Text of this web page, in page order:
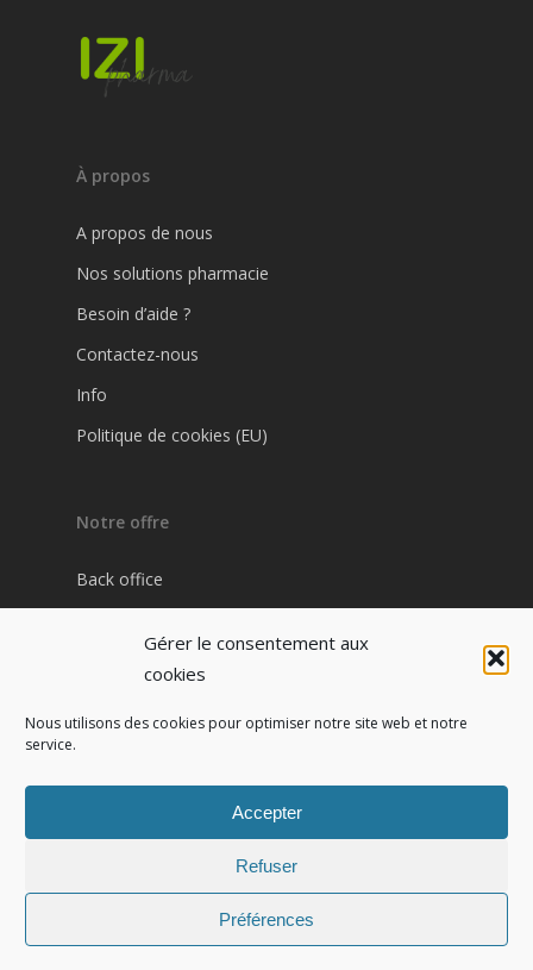
Gérer le consentement aux
cookies
Nous utilisons des cookies pour optimiser notre site web et notre
service.
Accepter
Refuser
Préférences
À propos
A propos de nous
Nos solutions pharmacie
Besoin d’aide ?
Contactez-nous
Info
Politique de cookies (EU)
Notre offre
Back office
Tel : 04 91 54 91 52